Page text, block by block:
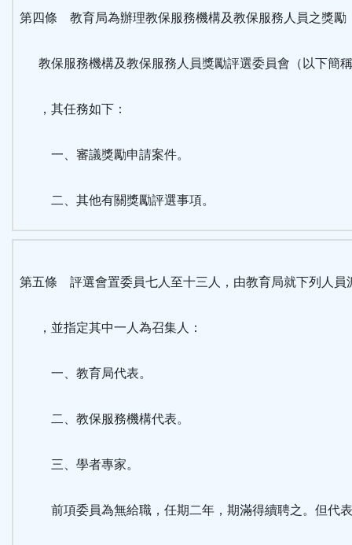
第四條 教育局為辦理教保服務機構及教保服務人員之獎勵
教保服務機構及教保服務人員獎勵評選委員會（以下簡
，其任務如下：
一、審議獎勵申請案件。
二、其他有關獎勵評選事項。
第五條 評選會置委員七人至十三人，由教育局就下列人員
，並指定其中一人為召集人：
一、教育局代表。
二、教保服務機構代表。
三、學者專家。
前項委員為無給職，任期二年，期滿得續聘之。但代